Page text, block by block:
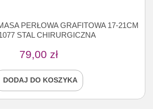
PERŁOWA GRAFITOWA 17-21CM
STAL CHIRURGICZNA
79,00 zł
DODAJ DO KOSZYKA